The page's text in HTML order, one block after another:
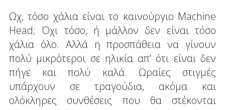
Ωχ, τόσο χάλια είναι το καινούργιο Machine
Head; Όχι τόσο, ή μάλλον δεν είναι τόσο
χάλια όλο. Αλλά η προσπάθεια να γίνουν
πολύ μικρότεροι σε ηλικία απ’ ότι είναι δεν
πήγε και πολύ καλά. Ωραίες στιγμές
υπάρχουν σε τραγούδια, ακόμα και
ολόκληρες συνθέσεις που θα στέκονται